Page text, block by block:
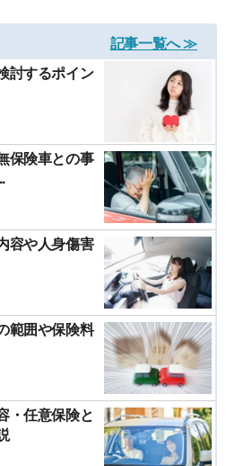
記事一覧へ ≫
討するポイン
保険車との事
容や人身傷害
範囲や保険料
・任意保険と